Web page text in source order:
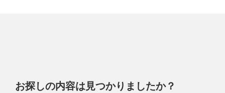
お探しの内容は見つかりましたか？